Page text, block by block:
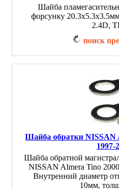
Шайба
форсунку
2.4D,
поиск
Шайба обратки NISSAN
1997-
Шайба обратной
NISSAN Almera Tino
Внутренний диаметр
10мм,